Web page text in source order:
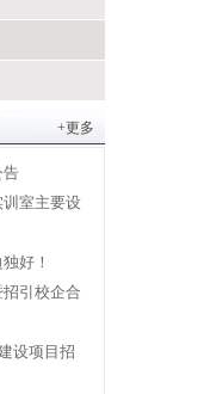
+更多
告
室主要设
好！
引校企合
设项目招